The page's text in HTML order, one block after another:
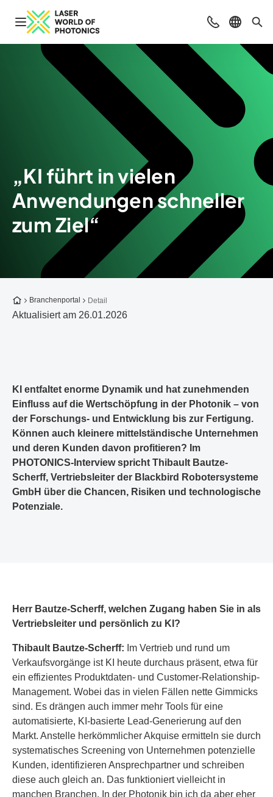
Navigation öffnen Beratung &
Sprache
„KI führt in vielen
Anwendungen schneller
zum Ziel“
Zur Startseite
Branchenportal Detail
Aktualisiert am 26.01.2026
KI entfaltet enorme Dynamik und hat zunehmenden
Einfluss auf die Wertschöpfung in der Photonik – von
der Forschungs- und Entwicklung bis zur Fertigung.
Können auch kleinere mittelständische Unternehmen
und deren Kunden davon profitieren? Im
PHOTONICS-Interview spricht Thibault Bautze-
Scherff, Vertriebsleiter der Blackbird Robotersysteme
GmbH über die Chancen, Risiken und technologische
Potenziale.
Herr Bautze-Scherff, welchen Zugang haben Sie in als
Vertriebsleiter und persönlich zu KI?
Thibault Bautze-Scherff: Im Vertrieb und rund um
Verkaufsvorgänge ist KI heute durchaus präsent, etwa für
ein effizientes Produktdaten- und Customer-Relationship-
Management. Wobei das in vielen Fällen nette Gimmicks
sind. Es drängen auch immer mehr Tools für eine
automatisierte, KI-basierte Lead-Generierung auf den
Markt. Anstelle herkömmlicher Akquise ermitteln sie durch
systematisches Screening von Unternehmen potenzielle
Kunden, identifizieren Ansprechpartner und schreiben
diese auch gleich an. Das funktioniert vielleicht in
manchen Branchen. In der Photonik bin ich da aber eher